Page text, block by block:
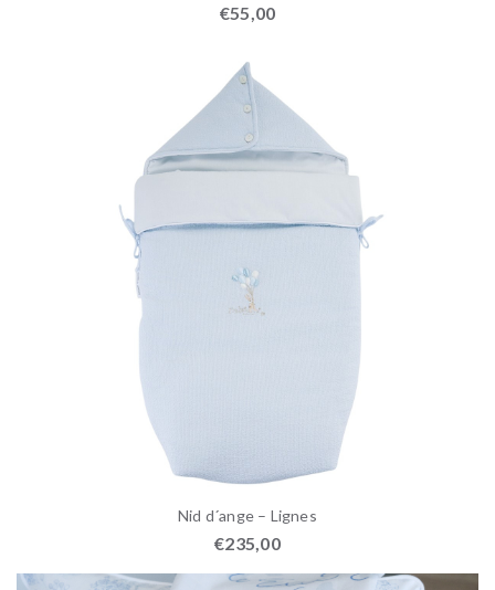
€55,00
Nid d´ange – Lignes
€235,00